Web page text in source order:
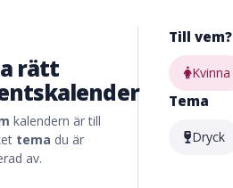
rätt
kalendern är till
tema du är
av.
Till vem?
Kvinna
Tema
Dryck